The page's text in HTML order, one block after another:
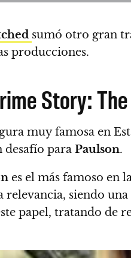
sumó otro gran
producciones.
Story:
muy famosa en
desafío para Paulson.
es el más famoso en
siendo una
papel, tratando de